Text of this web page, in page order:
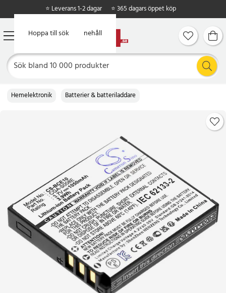
Hoppa till huvudinnehåll
Hoppa till sök
⭐ Leverans 1-2 dagar ⭐ 365 dagars öppet köp
Hemelektronik Batterier & batteriladdare